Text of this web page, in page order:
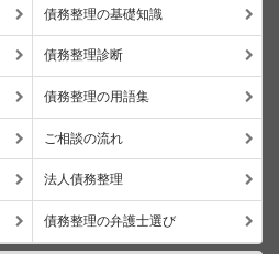
債務整理の基礎知識
債務整理診断
債務整理の用語集
ご相談の流れ
法人債務整理
債務整理の弁護士選び